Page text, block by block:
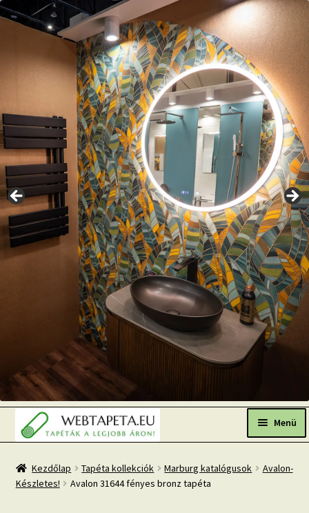
Ugrás
a
navigációhoz
Kilépés
a
tartalomba Menü
Népszerű tapéták
Kezdőlap Tapéta kollekciók Marburg katalógusok
Avalon-
Készletes!
Avalon 31644 fényes bronz tapéta